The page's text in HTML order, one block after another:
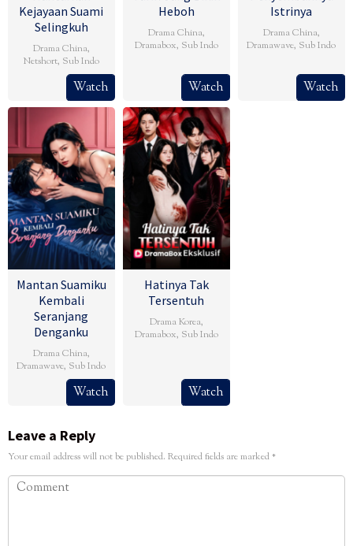
Kejayaan Suami
Selingkuh
Drama China,
Netshort, Sub Indo
Watch
Heboh
Drama China,
Dramabox, Sub Indo
Watch
Istrinya
Drama China,
Dramawave, Sub Indo
Watch
Mantan Suamiku
Kembali
Seranjang
Denganku
Drama China,
Dramawave, Sub Indo
Watch
Hatinya Tak
Tersentuh
Drama Korea,
Dramabox, Sub Indo
Watch
Leave a Reply
Your email address will not be published. Required fields are marked*